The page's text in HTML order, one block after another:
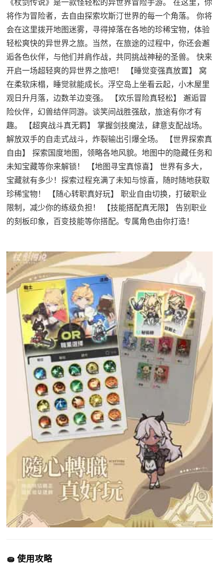
将作为冒险者，去自由探索坎斯汀世界的每一个角落。 你将
会在这里拨开地图迷雾，寻得掉落在各地的珍稀宝物，体验
轻松爽快的异世界之旅。当然，在旅途的过程中，你还会邂
逅各色伙伴，与他们并肩作战，共同挑战神秘的圣兽。 快来
开启一场超轻爽的异世界之旅吧！ 【睡觉变强真放置】 窝
在柔软床榻，睡觉就能成长。浮空岛上坐看云起，小木屋里
观日升月落，边数羊边变强。 【欢乐冒险真轻松】 邂逅冒
险伙伴，幻兽结伴同游。谈笑间战胜强敌，旅途有你才有
趣。 【超爽战斗真无羁】 掌握剑技魔法，肆意支配战场。
解放双手的自走式战斗，炸裂输出引爆全场。 【世界探索真
自由】 探索国度地图，领略各地风貌。地图中的隐藏任务和
未知宝藏等你来解锁！ 【地图寻宝真惊喜】 世界有多大，
宝藏就有多少！探索过程充满了未知与惊喜，随时随地获取
珍稀宝物！ 【随心转职真好玩】 职业自由切换，打破职业
限制，减少你的练级负担！ 【技能搭配真无限】 告别职业
的刻板印象，百变技能等你搭配。专属角色由你打造！
🧽 使用攻略